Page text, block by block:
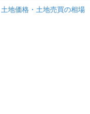
土地価格・土地売買の相場